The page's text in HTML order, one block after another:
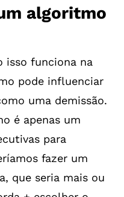
algoritmo
isso funciona na
pode influenciar
uma demissão.
é apenas um
para
fazer um
que seria mais ou